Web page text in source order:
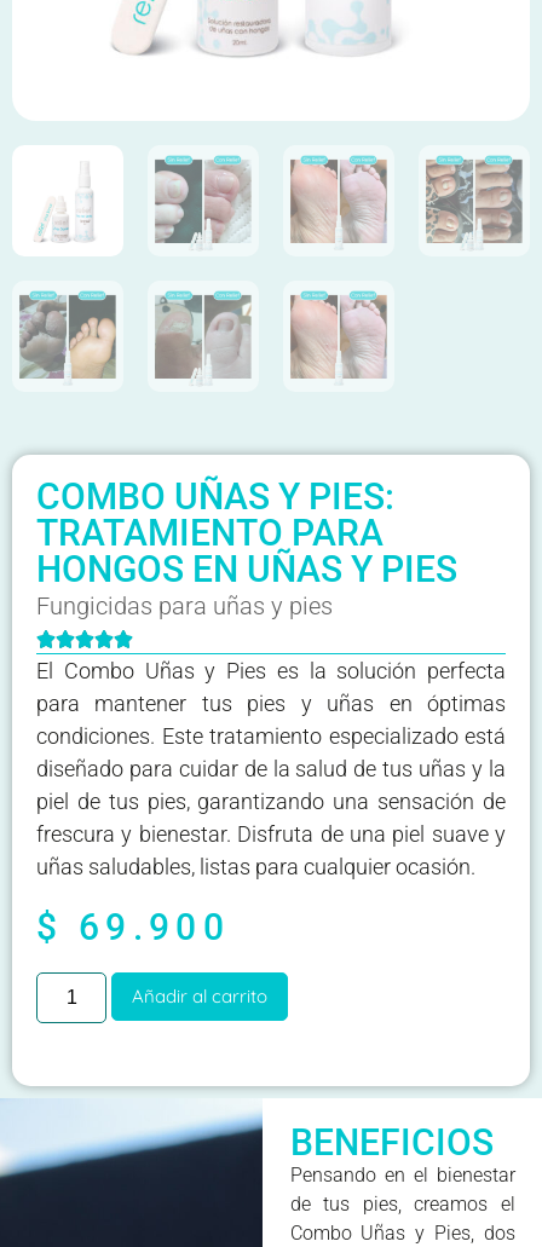
COMBO UÑAS Y PIES:
TRATAMIENTO PARA
HONGOS EN UÑAS Y PIES
Fungicidas para uñas y pies

El Combo Uñas y Pies es la solución perfecta
para mantener tus pies y uñas en óptimas
condiciones. Este tratamiento especializado está
diseñado para cuidar de la salud de tus uñas y la
piel de tus pies, garantizando una sensación de
frescura y bienestar. Disfruta de una piel suave y
uñas saludables, listas para cualquier ocasión.
$ 69.900
Añadir al carrito
BENEFICIOS
Pensando en el bienestar
de tus pies, creamos el
Combo Uñas y Pies, dos